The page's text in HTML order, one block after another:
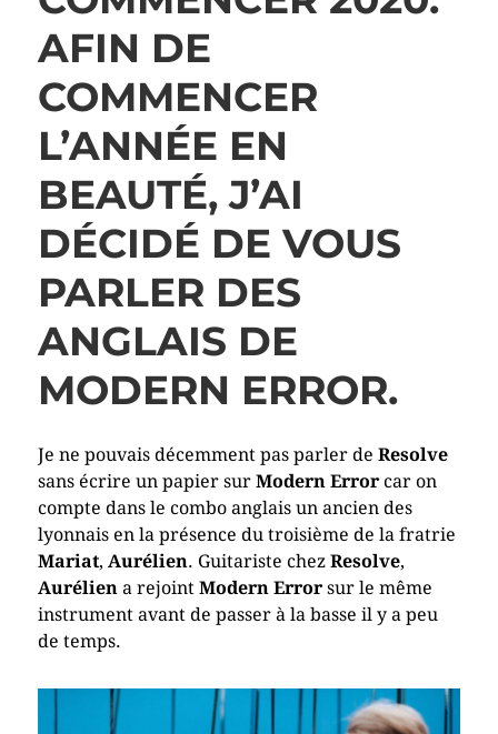
AFIN DE
COMMENCER
L’ANNÉE EN
BEAUTÉ, J’AI
DÉCIDÉ DE VOUS
PARLER DES
ANGLAIS DE
MODERN ERROR.
Je ne pouvais décemment pas parler de Resolve
sans écrire un papier sur Modern Errorcar on
compte dans le combo anglais un ancien des
lyonnais en la présence du troisième de la fratrie
Mariat, Aurélien. Guitariste chez Resolve,
Auréliena rejoint Modern Errorsur le même
instrument avant de passer à la basse il y a peu
de temps.